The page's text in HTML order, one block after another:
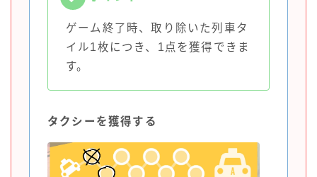
ゲーム終了時、取り除いた列車タ
イル1枚につき、1点を獲得できま
す。
タクシーを獲得する